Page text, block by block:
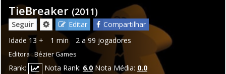
TieBreaker (2011)
Seguir Editar
Compartilhar
Idade 13 + 1 min 2 a 99 jogadores
Editora :Bézier Games
Rank: Nota Rank: 6.0 Nota Média: 0.0